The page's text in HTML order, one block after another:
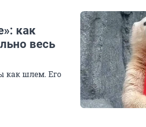
как
весь
как шлем. Его